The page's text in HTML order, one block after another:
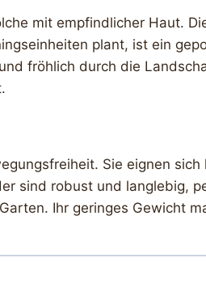
mit empfindlicher Haut.
plant, ist ein
fröhlich durch die
Sie eignen
sind robust und langlebig,
Ihr geringes Gewicht